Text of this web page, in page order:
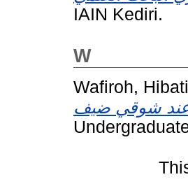
IAIN Kediri.
W
Wafiroh,